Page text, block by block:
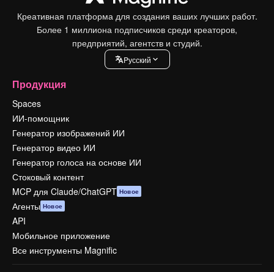
Креативная платформа для создания ваших лучших работ.
Более 1 миллиона подписчиков среди креаторов,
предприятий, агентств и студий.
Pусский
Продукция
Spaces
ИИ-помощник
Генератор изображений ИИ
Генератор видео ИИ
Генератор голоса на основе ИИ
Стоковый контент
MCP для Claude/ChatGPT Новое
Агенты Новое
API
Мобильное приложение
Все инструменты Magnific